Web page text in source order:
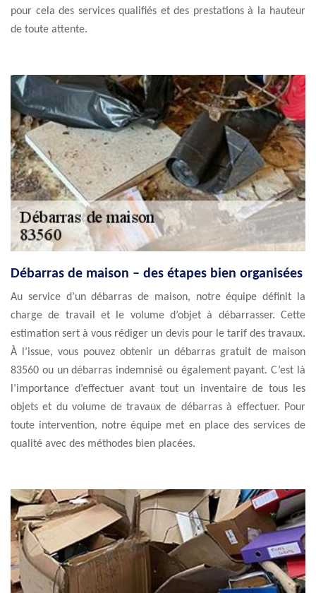
pour cela des services qualifiés et des prestations à la hauteur
de toute attente.
Débarras de maison – des étapes bien organisées
Au service d’un débarras de maison, notre équipe définit la
charge de travail et le volume d’objet à débarrasser. Cette
estimation sert à vous rédiger un devis pour le tarif des travaux.
À l’issue, vous pouvez obtenir un débarras gratuit de maison
83560 ou un débarras indemnisé ou également payant. C’est là
l’importance d’effectuer avant tout un inventaire de tous les
objets et du volume de travaux de débarras à effectuer. Pour
toute intervention, notre équipe met en place des services de
qualité avec des méthodes bien placées.